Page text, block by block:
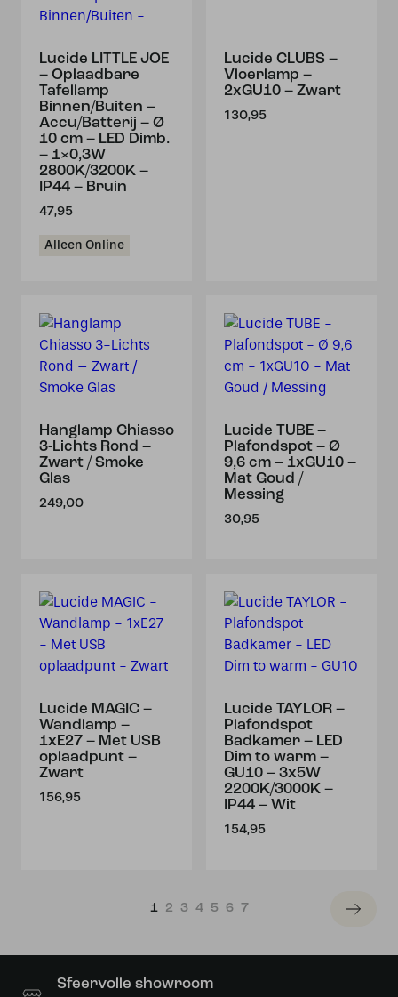
Lucide LITTLE JOE
– Oplaadbare
Tafellamp
Binnen/Buiten –
Accu/Batterij – Ø
10 cm – LED Dimb.
– 1×0,3W
2800K/3200K –
IP44 – Bruin
47,95
Alleen Online
Lucide CLUBS –
Vloerlamp –
2xGU10 – Zwart
130,95
Hanglamp Chiasso
3-Lichts Rond –
Zwart / Smoke
Glas
249,00
Lucide TUBE –
Plafondspot – Ø
9,6 cm – 1xGU10 –
Mat Goud /
Messing
30,95
Lucide MAGIC –
Wandlamp –
1xE27 – Met USB
oplaadpunt –
Zwart
156,95
Lucide TAYLOR –
Plafondspot
Badkamer – LED
Dim to warm –
GU10 – 3x5W
2200K/3000K –
IP44 – Wit
154,95
1 2 3 4 5 6 7
Sfeervolle showroom